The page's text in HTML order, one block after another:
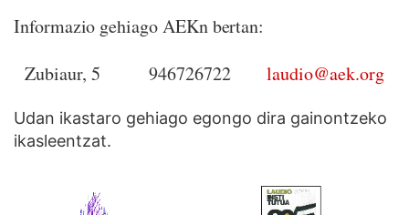
Informazio gehiago AEKn bertan:
Zubiaur, 5 946726722laudio@aek.org
Udan ikastaro gehiago egongo dira gainontzeko
ikasleentzat.